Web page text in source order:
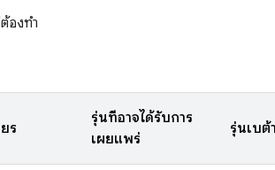
องทำ
ร
รุ่นที่อาจได้รับการ
เผยแพร่
รุ่นเบต้า